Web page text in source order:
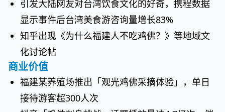
引发大陆网友对台湾饮食文化的好奇，携程数据
显示事件后台湾美食游咨询量增长83%
知乎出现《为什么福建人不吃鸡佛？》等地域文
化讨论帖
商业价值
福建某养殖场推出「观光鸡佛采摘体验」，单日
接待游客超300人次